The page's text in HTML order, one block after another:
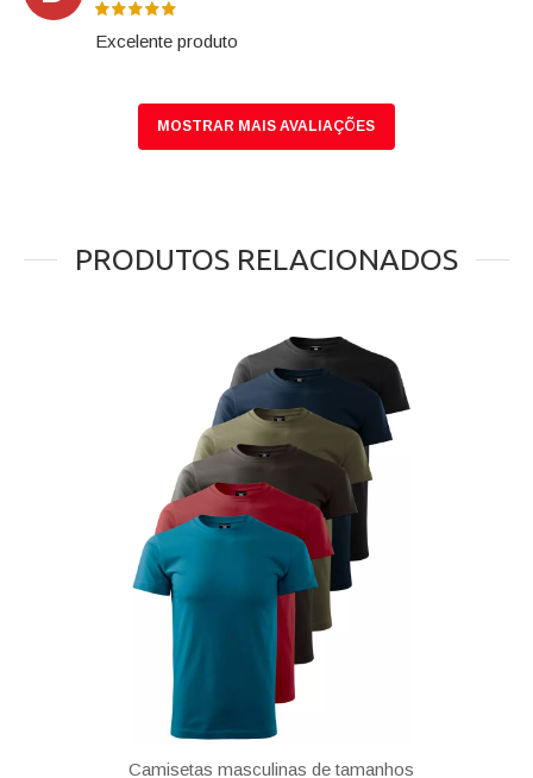
Excelente produto
MOSTRAR MAIS AVALIAÇÕES
PRODUTOS RELACIONADOS
Camisetas masculinas de tamanhos